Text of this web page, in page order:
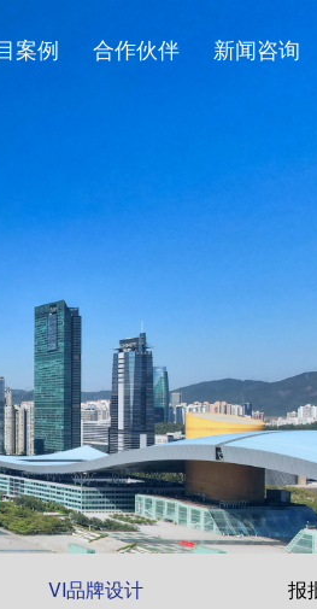
案例 合作伙伴 新闻咨询
VI品牌设计 报